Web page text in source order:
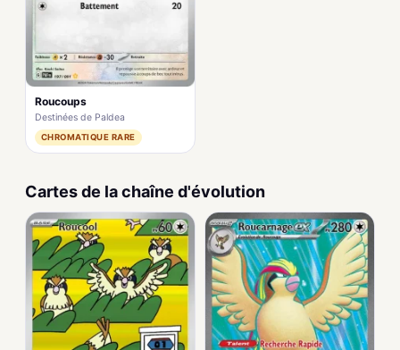
Roucoups
Destinées de Paldea
CHROMATIQUE RARE
Cartes de la chaîne d'évolution